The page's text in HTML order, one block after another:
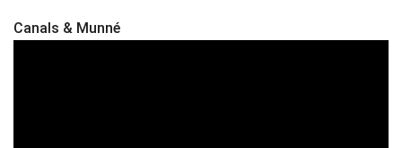
Canals & Munné